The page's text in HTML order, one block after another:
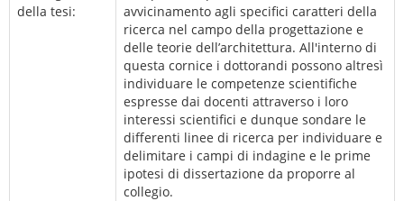
della tesi:
avvicinamento agli specifici caratteri della
ricerca nel campo della progettazione e
delle teorie dell’architettura. All'interno di
questa cornice i dottorandi possono altresì
individuare le competenze scientifiche
espresse dai docenti attraverso i loro
interessi scientifici e dunque sondare le
differenti linee di ricerca per individuare e
delimitare i campi di indagine e le prime
ipotesi di dissertazione da proporre al
collegio.